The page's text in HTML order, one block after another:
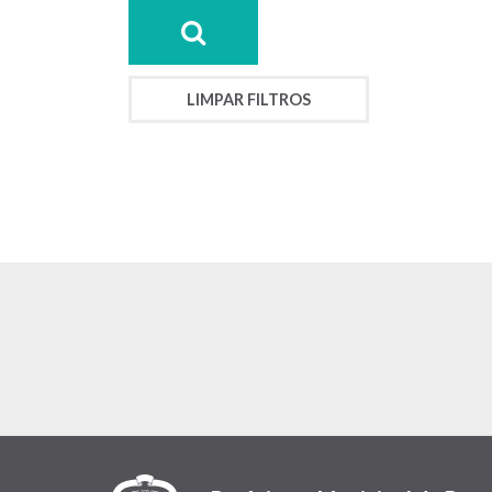
LIMPAR FILTROS